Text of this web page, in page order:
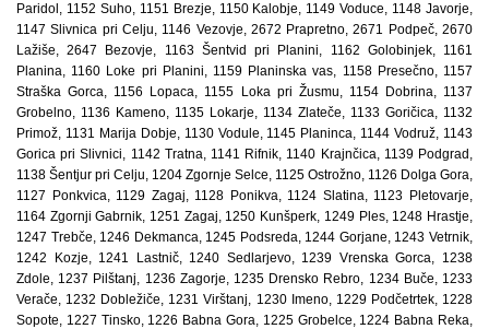
Paridol, 1152 Suho, 1151 Brezje, 1150 Kalobje, 1149 Voduce, 1148 Javorje,
1147 Slivnica pri Celju, 1146 Vezovje, 2672 Prapretno, 2671 Podpeč, 2670
Lažiše, 2647 Bezovje, 1163 Šentvid pri Planini, 1162 Golobinjek, 1161
Planina, 1160 Loke pri Planini, 1159 Planinska vas, 1158 Presečno, 1157
Straška Gorca, 1156 Lopaca, 1155 Loka pri Žusmu, 1154 Dobrina, 1137
Grobelno, 1136 Kameno, 1135 Lokarje, 1134 Zlateče, 1133 Goričica, 1132
Primož, 1131 Marija Dobje, 1130 Vodule, 1145 Planinca, 1144 Vodruž, 1143
Gorica pri Slivnici, 1142 Tratna, 1141 Rifnik, 1140 Krajnčica, 1139 Podgrad,
1138 Šentjur pri Celju, 1204 Zgornje Selce, 1125 Ostrožno, 1126 Dolga Gora,
1127 Ponkvica, 1129 Zagaj, 1128 Ponikva, 1124 Slatina, 1123 Pletovarje,
1164 Zgornji Gabrnik, 1251 Zagaj, 1250 Kunšperk, 1249 Ples, 1248 Hrastje,
1247 Trebče, 1246 Dekmanca, 1245 Podsreda, 1244 Gorjane, 1243 Vetrnik,
1242 Kozje, 1241 Lastnič, 1240 Sedlarjevo, 1239 Vrenska Gorca, 1238
Zdole, 1237 Pilštanj, 1236 Zagorje, 1235 Drensko Rebro, 1234 Buče, 1233
Verače, 1232 Dobležiče, 1231 Virštanj, 1230 Imeno, 1229 Podčetrtek, 1228
Sopote, 1227 Tinsko, 1226 Babna Gora, 1225 Grobelce, 1224 Babna Reka,